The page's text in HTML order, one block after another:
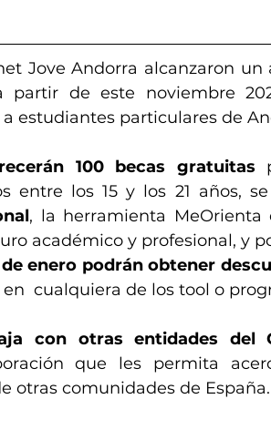
Jove Andorra alcanzaron
partir de este noviembre
estudiantes particulares de
100 becas gratuitas
, la herramienta
académico y profesional, y
enero podrán obtener
en  cualquiera de los tool o
con otras entidades del
que les permita
otras comunidades de España.